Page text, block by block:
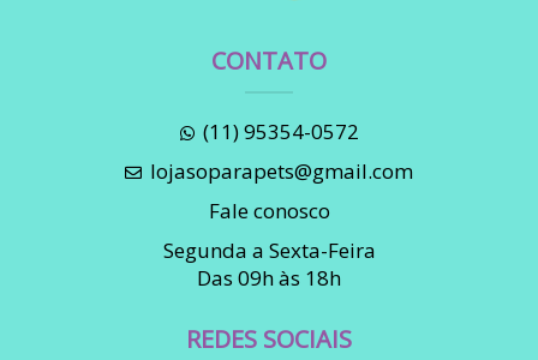
CONTATO
(11) 95354-0572
lojasoparapets@gmail.com
Fale conosco
Segunda a Sexta-Feira
Das 09h às 18h
REDES SOCIAIS